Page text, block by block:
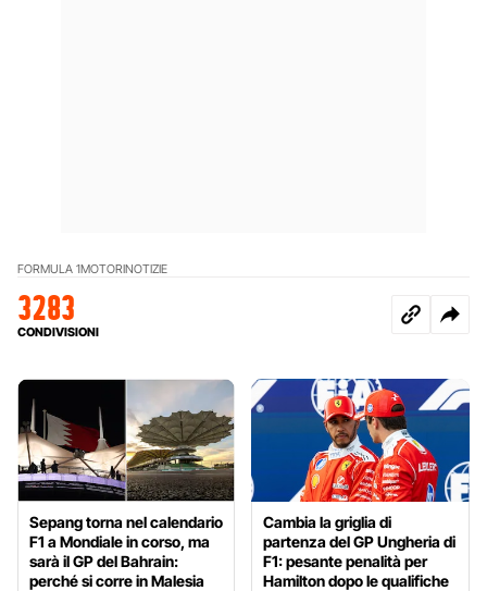
FORMULA 1MOTORINOTIZIE
3283
CONDIVISIONI
Sepang torna nel calendario
F1 a Mondiale in corso, ma
sarà il GP del Bahrain:
perché si corre in Malesia
Cambia la griglia di
partenza del GP Ungheria di
F1: pesante penalità per
Hamilton dopo le qualifiche